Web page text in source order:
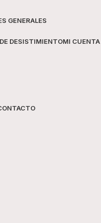
GENERALES
DESISTIMIENTOMI CUENTA